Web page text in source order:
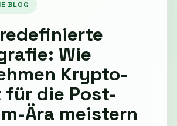
BLOG
Wie
Krypto-
die Post-
Ära meistern